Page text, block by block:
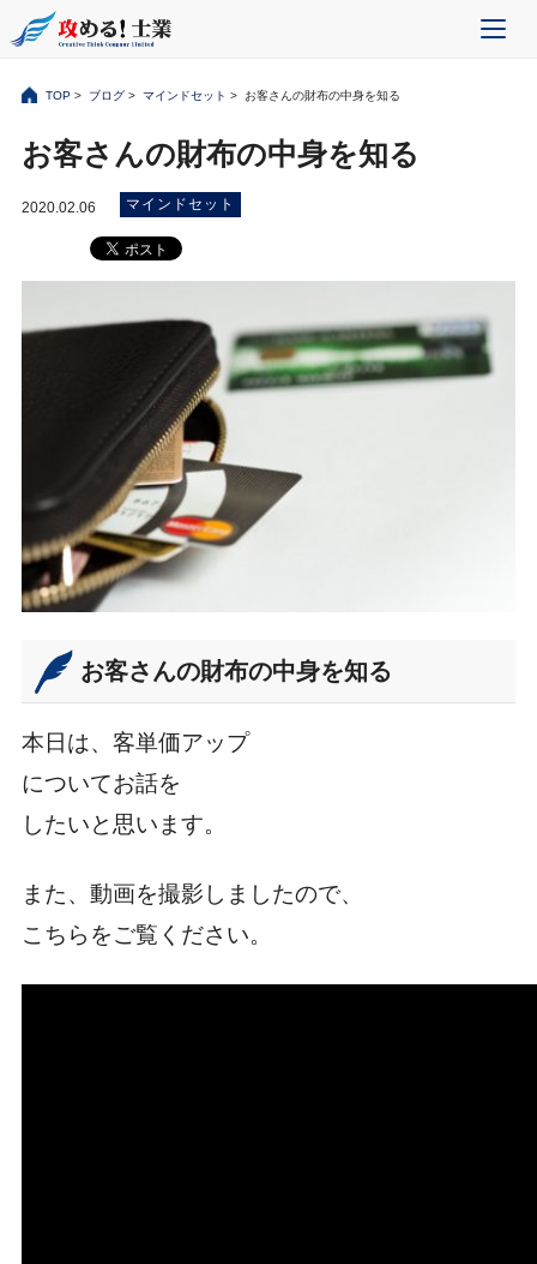
TOP> ブログ> マインドセット > お客さんの財布の中身を知る
お客さんの財布の中身を知る
2020.02.06 マインドセット
お客さんの財布の中身を知る
本日は、客単価アップ
についてお話を
したいと思います。
また、動画を撮影しましたので、
こちらをご覧ください。